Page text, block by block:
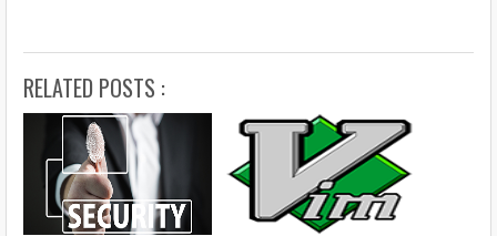
RELATED POSTS :